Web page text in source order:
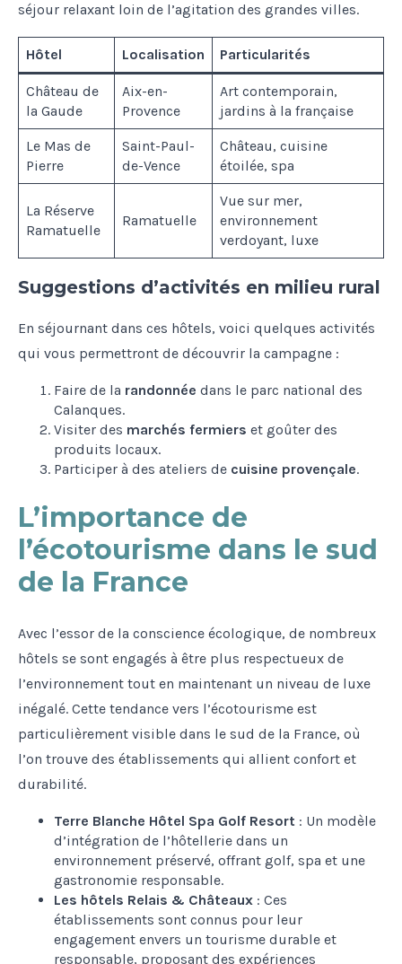
séjour relaxant loin de l’agitation des grandes villes.
Hôtel Localisation Particularités
Château de
la Gaude
Aix-en-
Provence
Art contemporain,
jardins à la française
Le Mas de
Pierre
Saint-Paul-
de-Vence
Château, cuisine
étoilée, spa
La Réserve
Ramatuelle
Ramatuelle
Vue sur mer,
environnement
verdoyant, luxe
Suggestions d’activités en milieu rural
En séjournant dans ces hôtels, voici quelques activités
qui vous permettront de découvrir la campagne :
Faire de la randonnée dans le parc national des
Calanques.
Visiter des marchés fermiers et goûter des
produits locaux.
Participer à des ateliers de cuisine provençale.
L’importance de
l’écotourisme dans le sud
de la France
Avec l’essor de la conscience écologique, de nombreux
hôtels se sont engagés à être plus respectueux de
l’environnement tout en maintenant un niveau de luxe
inégalé. Cette tendance vers l’écotourisme est
particulièrement visible dans le sud de la France, où
l’on trouve des établissements qui allient confort et
durabilité.
Terre Blanche Hôtel Spa Golf Resort : Un modèle
d’intégration de l’hôtellerie dans un
environnement préservé, offrant golf, spa et une
gastronomie responsable.
Les hôtels Relais & Châteaux : Ces
établissements sont connus pour leur
engagement envers un tourisme durable et
responsable, proposant des expériences